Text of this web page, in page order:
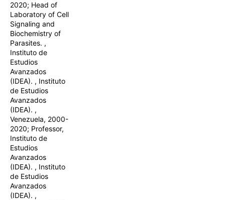
2020; Head of
Laboratory of Cell
Signaling and
Biochemistry of
Parasites. ,
Instituto de
Estudios
Avanzados
(IDEA). , Instituto
de Estudios
Avanzados
(IDEA). ,
Venezuela, 2000-
2020; Professor,
Instituto de
Estudios
Avanzados
(IDEA). , Instituto
de Estudios
Avanzados
(IDEA). ,